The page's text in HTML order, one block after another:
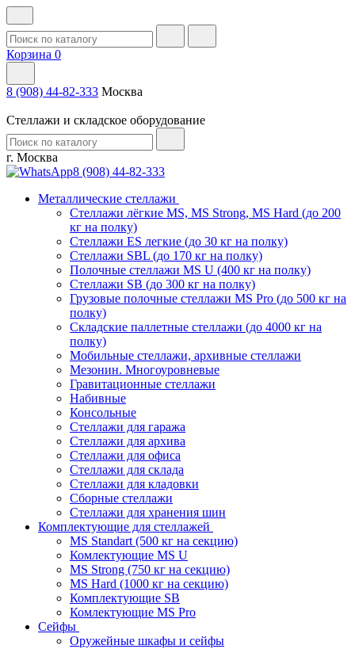
Корзина 0
8 (908) 44-82-333 Москва
Стеллажи и складское оборудование
г. Москва
8 (908) 44-82-333
Металлические стеллажи
Стеллажи лёгкие MS, MS Strong, MS Hard (до 200
кг на полку)
Стеллажи ES легкие (до 30 кг на полку)
Стеллажи SBL (до 170 кг на полку)
Полочные стеллажи MS U (400 кг на полку)
Стеллажи SB (до 300 кг на полку)
Грузовые полочные стеллажи MS Pro (до 500 кг на
полку)
Складские паллетные стеллажи (до 4000 кг на
полку)
Мобильные стеллажи, архивные стеллажи
Мезонин. Многоуровневые
Гравитационные стеллажи
Набивные
Консольные
Стеллажи для гаража
Стеллажи для архива
Стеллажи для офиса
Стеллажи для склада
Стеллажи для кладовки
Сборные стеллажи
Стеллажи для хранения шин
Комплектующие для стеллажей
MS Standart (500 кг на секцию)
Комлектующие MS U
MS Strong (750 кг на секцию)
MS Hard (1000 кг на секцию)
Комплектующие SB
Комлектующие MS Pro
Сейфы
Оружейные шкафы и сейфы